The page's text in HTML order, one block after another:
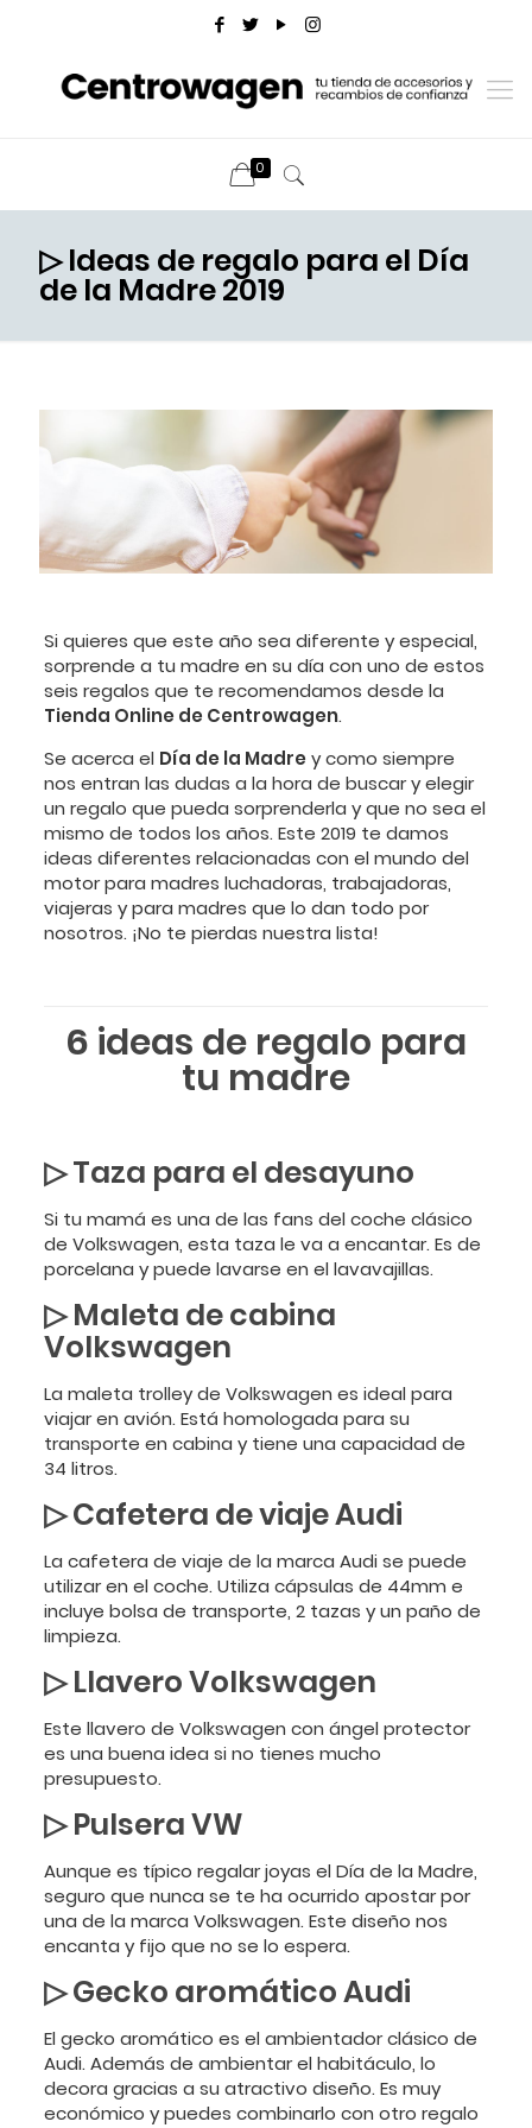
0
▷ Ideas de regalo para el Día
de la Madre 2019
Si quieres que este año sea diferente y especial,
sorprende a tu madre en su día con uno de estos
seis regalos que te recomendamos desde la
Tienda Online de Centrowagen.
Se acerca el Día de la Madre y como siempre
nos entran las dudas a la hora de buscar y elegir
un regalo que pueda sorprenderla y que no sea el
mismo de todos los años. Este 2019 te damos
ideas diferentes relacionadas con el mundo del
motor para madres luchadoras, trabajadoras,
viajeras y para madres que lo dan todo por
nosotros. ¡No te pierdas nuestra lista!
6 ideas de regalo para
tu madre
▷ Taza para el desayuno
Si tu mamá es una de las fans del coche clásico
de Volkswagen, esta taza le va a encantar. Es de
porcelana y puede lavarse en el lavavajillas.
▷ Maleta de cabina
Volkswagen
La maleta trolley de Volkswagen es ideal para
viajar en avión. Está homologada para su
transporte en cabina y tiene una capacidad de
34 litros.
▷Cafetera de viaje Audi
La cafetera de viaje de la marca Audi se puede
utilizar en el coche. Utiliza cápsulas de 44mm e
incluye bolsa de transporte, 2 tazas y un paño de
limpieza.
▷Llavero Volkswagen
Este llavero de Volkswagen con ángel protector
es una buena idea si no tienes mucho
presupuesto.
▷Pulsera VW
Aunque es típico regalar joyas el Día de la Madre,
seguro que nunca se te ha ocurrido apostar por
una de la marca Volkswagen. Este diseño nos
encanta y fijo que no se lo espera.
▷Gecko aromático Audi
El gecko aromático es el ambientador clásico de
Audi. Además de ambientar el habitáculo, lo
decora gracias a su atractivo diseño. Es muy
económico y puedes combinarlo con otro regalo